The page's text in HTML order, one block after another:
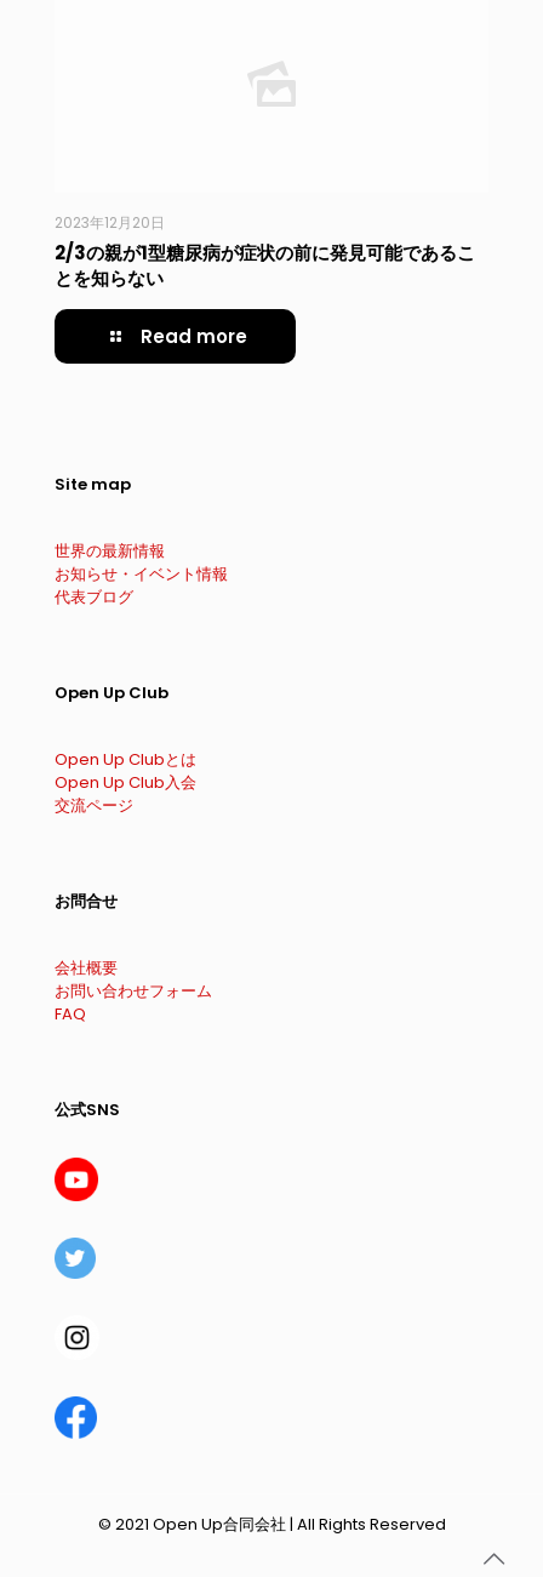
2023年12月20日
2/3の親が1型糖尿病が症状の前に発見可能であるこ
とを知らない
Read more
Site map
世界の最新情報
お知らせ・イベント情報
代表ブログ
Open Up Club
Open Up Clubとは
Open Up Club入会
交流ページ
お問合せ
会社概要
お問い合わせフォーム
FAQ
公式SNS
© 2021 Open Up合同会社 | All Rights Reserved